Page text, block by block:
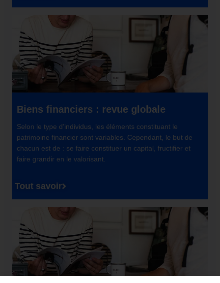
Biens financiers : revue globale
Selon le type d’individus, les éléments constituant le
patrimoine financier sont variables. Cependant, le but de
chacun est de : se faire constituer un capital, fructifier et
faire grandir en le valorisant.
Tout savoir